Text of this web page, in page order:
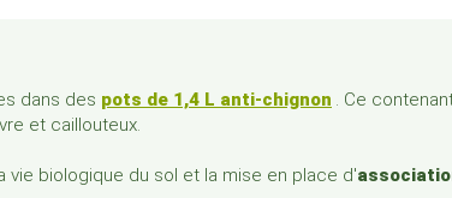
dans des pots de 1,4 L anti-chignon . Ce
et caillouteux.
vie biologique du sol et la mise en place d'